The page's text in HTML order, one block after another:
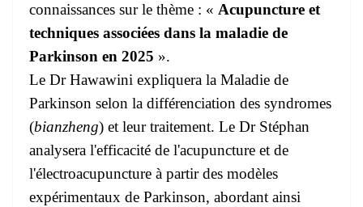
connaissances sur le thème : « Acupuncture et
techniques associées dans la maladie de
Parkinson en 2025 ».
Le Dr Hawawini expliquera la Maladie de
Parkinson selon la différenciation des syndromes
(bianzheng) et leur traitement. Le Dr Stéphan
analysera l'efficacité de l'acupuncture et de
l'électroacupuncture à partir des modèles
expérimentaux de Parkinson, abordant ainsi